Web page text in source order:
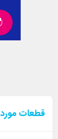
قطعات مورد